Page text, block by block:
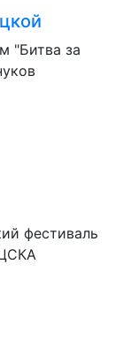
"Битва за
фестиваль